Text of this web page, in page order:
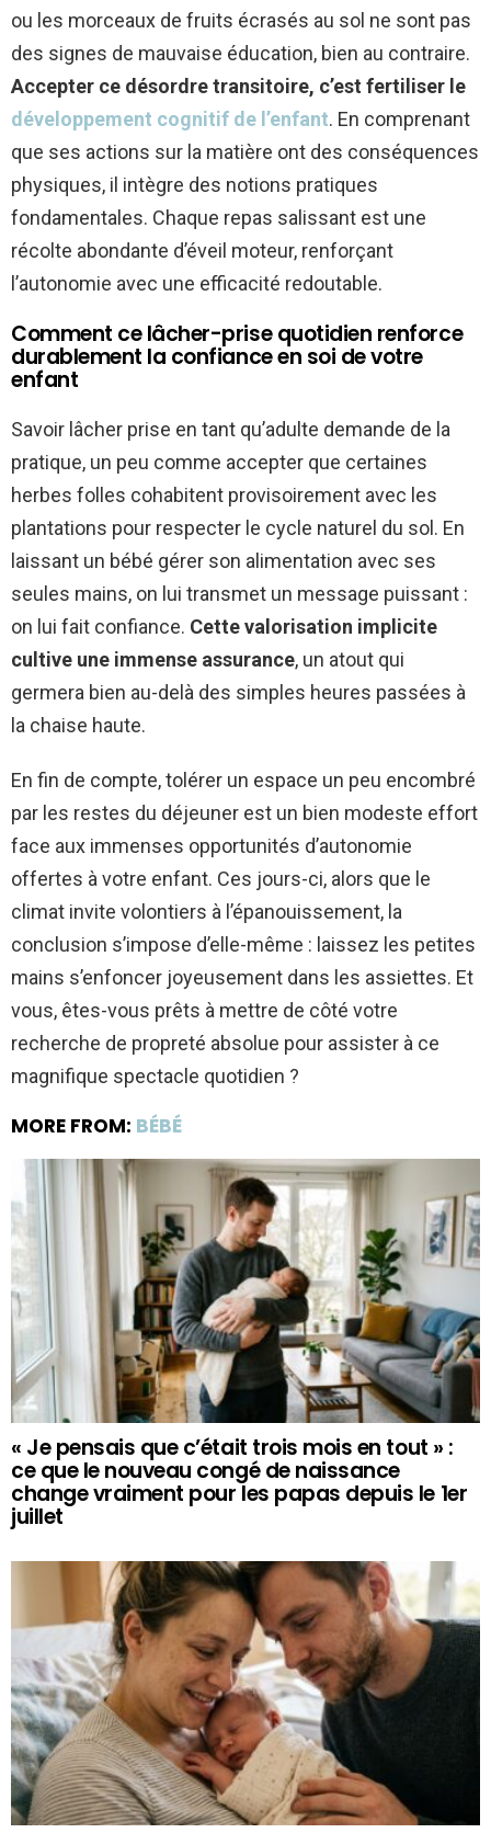
ou les morceaux de fruits écrasés au sol ne sont pas
des signes de mauvaise éducation, bien au contraire.
Accepter ce désordre transitoire, c’est fertiliser le
développement cognitif de l’enfant. En comprenant
que ses actions sur la matière ont des conséquences
physiques, il intègre des notions pratiques
fondamentales. Chaque repas salissant est une
récolte abondante d’éveil moteur, renforçant
l’autonomie avec une efficacité redoutable.
Comment ce lâcher-prise quotidien renforce
durablement la confiance en soi de votre
enfant
Savoir lâcher prise en tant qu’adulte demande de la
pratique, un peu comme accepter que certaines
herbes folles cohabitent provisoirement avec les
plantations pour respecter le cycle naturel du sol. En
laissant un bébé gérer son alimentation avec ses
seules mains, on lui transmet un message puissant :
on lui fait confiance. Cette valorisation implicite
cultive une immense assurance, un atout qui
germera bien au-delà des simples heures passées à
la chaise haute.
En fin de compte, tolérer un espace un peu encombré
par les restes du déjeuner est un bien modeste effort
face aux immenses opportunités d’autonomie
offertes à votre enfant. Ces jours-ci, alors que le
climat invite volontiers à l’épanouissement, la
conclusion s’impose d’elle-même : laissez les petites
mains s’enfoncer joyeusement dans les assiettes. Et
vous, êtes-vous prêts à mettre de côté votre
recherche de propreté absolue pour assister à ce
magnifique spectacle quotidien ?
MORE FROM: BÉBÉ
« Je pensais que c’était trois mois en tout » :
ce que le nouveau congé de naissance
change vraiment pour les papas depuis le 1er
juillet